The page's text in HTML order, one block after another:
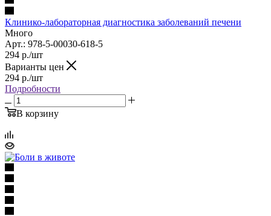
Клинико-лабораторная диагностика заболеваний печени
Много
Арт.: 978-5-00030-618-5
294 р./шт
Варианты цен
294 р./шт
Подробности
В корзину